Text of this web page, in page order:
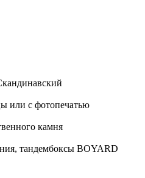
или с фотопечатью
камня
тандембоксы BOYARD